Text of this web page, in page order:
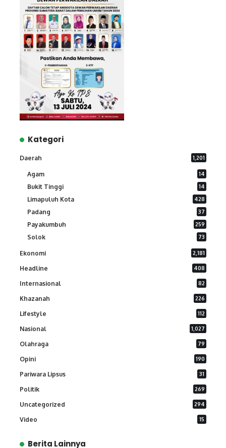
Kategori
Daerah 1,201
Agam 14
Bukit Tinggi 14
Limapuluh Kota 428
Padang 37
Payakumbuh 259
Solok 73
Ekonomi 2,181
Headline 408
Internasional 82
Khazanah 226
Lifestyle 112
Nasional 1,027
Olahraga 79
Opini 190
Pariwara Lipsus 31
Politik 269
Uncategorized 294
Video 15
Berita Lainnya